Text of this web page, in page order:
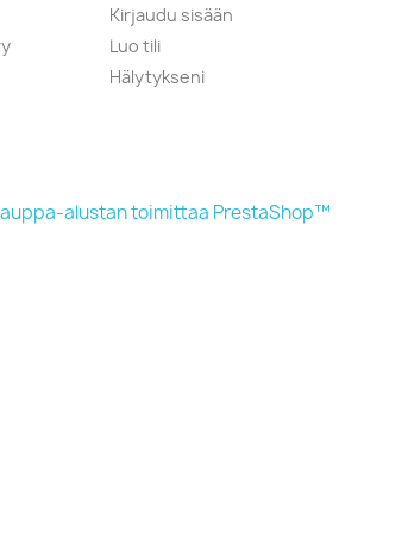
Kirjaudu sisään
Luo tili
Hälytykseni
alustan toimittaa PrestaShop™